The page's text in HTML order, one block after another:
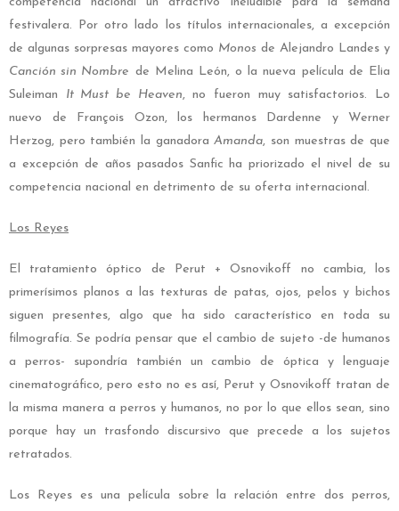
festivalera. Por otro lado los títulos internacionales, a excepción
de algunas sorpresas mayores como Monos de Alejandro Landes y
Canción sin Nombre de Melina León, o la nueva película de Elia
Suleiman It Must be Heaven, no fueron muy satisfactorios. Lo
nuevo de François Ozon, los hermanos Dardenne y Werner
Herzog, pero también la ganadoraAmanda, son muestras de que
a excepción de años pasados Sanfic ha priorizado el nivel de su
competencia nacional en detrimento de su oferta internacional.
Los Reyes
El tratamiento óptico de Perut + Osnovikoff no cambia, los
primerísimos planos a las texturas de patas, ojos, pelos y bichos
siguen presentes, algo que ha sido característico en toda su
filmografía. Se podría pensar que el cambio de sujeto -de humanos
a perros- supondría también un cambio de óptica y lenguaje
cinematográfico, pero esto no es así, Perut y Osnovikoff tratan de
la misma manera a perros y humanos, no por lo que ellos sean, sino
porque hay un trasfondo discursivo que precede a los sujetos
retratados.
Los Reyes es una película sobre la relación entre dos perros,